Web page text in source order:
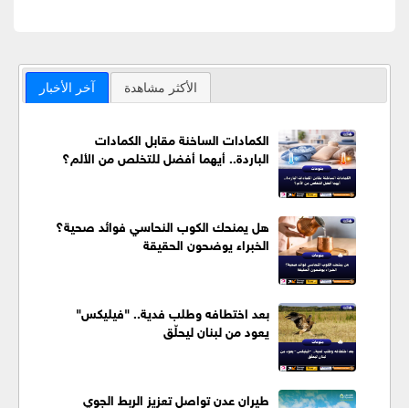
آخر الأخبار الأكثر مشاهدة
الكمادات الساخنة مقابل الكمادات
الباردة.. أيهما أفضل للتخلص من الألم؟
هل يمنحك الكوب النحاسي فوائد صحية؟
الخبراء يوضحون الحقيقة
بعد اختطافه وطلب فدية.. "فيليكس"
يعود من لبنان ليحلّق
طيران عدن تواصل تعزيز الربط الجوي